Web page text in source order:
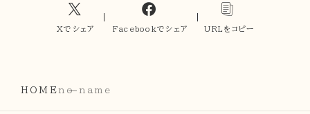
Xでシェア Facebookでシェア URLをコピー
HOMEno name